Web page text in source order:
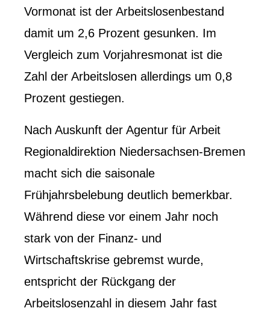
Vormonat ist der Arbeitslosenbestand
damit um 2,6 Prozent gesunken. Im
Vergleich zum Vorjahresmonat ist die
Zahl der Arbeitslosen allerdings um 0,8
Prozent gestiegen.
Nach Auskunft der Agentur für Arbeit
Regionaldirektion Niedersachsen-Bremen
macht sich die saisonale
Frühjahrsbelebung deutlich bemerkbar.
Während diese vor einem Jahr noch
stark von der Finanz- und
Wirtschaftskrise gebremst wurde,
entspricht der Rückgang der
Arbeitslosenzahl in diesem Jahr fast